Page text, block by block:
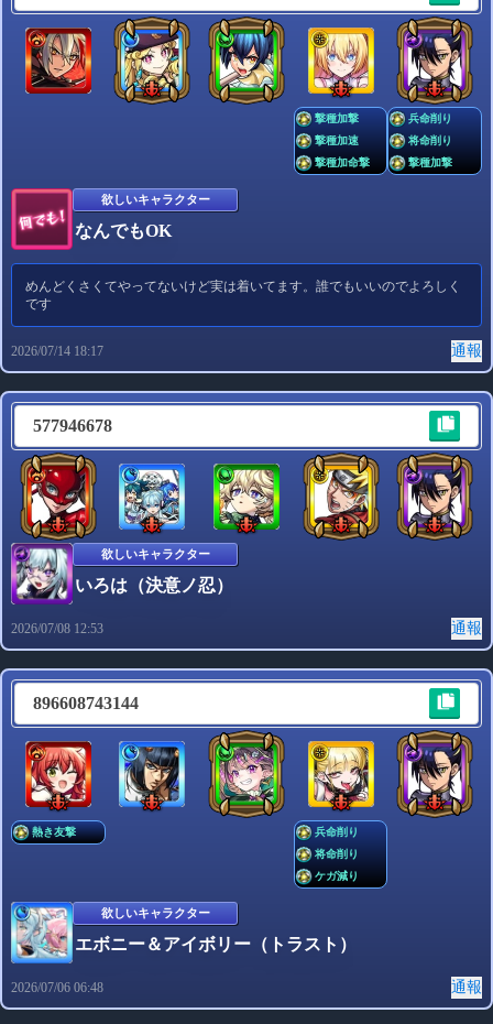
撃種加撃
撃種加速
撃種加命撃
兵命削り
将命削り
撃種加撃
欲しいキャラクター
なんでもOK
めんどくさくてやってないけど実は着いてます。誰でもいいのでよろしく
です
2026/07/14 18:17 通報
577946678
欲しいキャラクター
いろは（決意ノ忍）
2026/07/08 12:53 通報
896608743144
熱き友撃
兵命削り
将命削り
ケガ減り
欲しいキャラクター
エボニー＆アイボリー（トラスト）
2026/07/06 06:48 通報